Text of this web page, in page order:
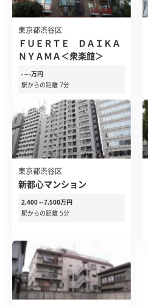
東京都渋谷区
ＦＵＥＲＴＥ ＤＡＩＫＡ
ＮＹＡＭＡ＜衆楽館＞
-～-万円
駅からの距離 7分
東京都渋谷区
新都心マンション
2,400～7,500万円
駅からの距離 5分